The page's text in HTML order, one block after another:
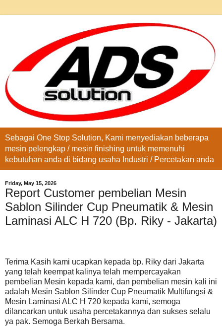
Sebagai One Stop Solution, Kami menyediakan beberapa
mesin pelengkap / mesin finishing untuk memenuhi
kebutuhan anda di bidang usaha Industri / Percetakan anda
Friday, May 15, 2026
Report Customer pembelian Mesin
Sablon Silinder Cup Pneumatik & Mesin
Laminasi ALC H 720 (Bp. Riky - Jakarta)
Terima Kasih kami ucapkan kepada bp. Riky dari Jakarta
yang telah keempat kalinya telah mempercayakan
pembelian Mesin kepada kami, dan pembelian mesin kali ini
adalah Mesin Sablon Silinder Cup Pneumatik Multifungsi &
Mesin Laminasi ALC H 720 kepada kami, semoga
dilancarkan untuk usaha percetakannya dan sukses selalu
ya pak. Semoga Berkah Bersama.